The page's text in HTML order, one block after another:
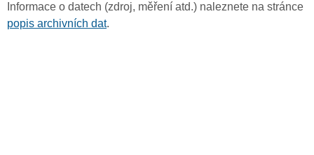
Informace o datech (zdroj, měření atd.) naleznete na stránce
popis archivních dat.